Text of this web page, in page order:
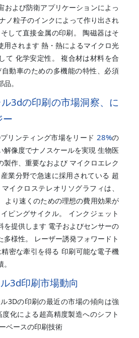
および防衛アプリケーションによっ
ノ粒子のインクによって作り出され
して直接金属の印刷。 陶磁器はそ
用されます 熱・熱によるマイクロ光
て 化学安定性。 複合材は材料を合
動車のための多機能の特性、必須
。
3dの印刷の市場洞察、に
ー
リンティング市場をリード 28%の
解像度でナノスケールを実現 生物医
製作、重要なおよび マイクロエレク
業分野で急速に採用されている 超
イクロステレオリソグラフィは、
より速くのための理想の費用効果が
ピングサイクル。 インクジェット
を提供します 電子およびセンサーの
多様性。 レーザー誘発フォワードト
密な牽引を得る 印刷可能な電子機
3d印刷市場動向
3Dの印刷の最近の市場の傾向は強
化による超高精度製造へのシフト
ベースの印刷技術